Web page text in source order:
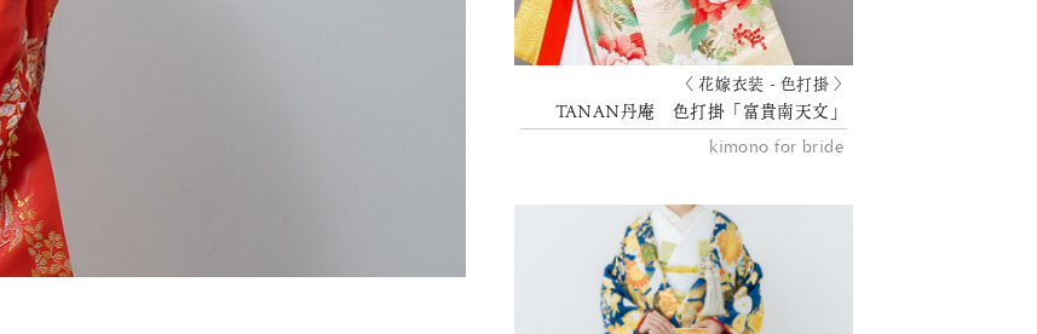
〈 花嫁衣装 - 色打掛 〉
TANAN丹庵 色打掛「富貴南天文」
kimono for bride